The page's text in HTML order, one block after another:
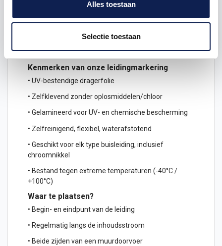
Alles toestaan
Selectie toestaan
Omschrijving
Product details
Kenmerken van onze leidingmarkering
• UV-bestendige dragerfolie
• Zelfklevend zonder oplosmiddelen/chloor
• Gelamineerd voor UV- en chemische bescherming
• Zelfreinigend, flexibel, waterafstotend
• Geschikt voor elk type buisleiding, inclusief
chroomnikkel
• Bestand tegen extreme temperaturen (-40°C /
+100°C)
Waar te plaatsen?
• Begin- en eindpunt van de leiding
• Regelmatig langs de inhoudsstroom
• Beide zijden van een muurdoorvoer